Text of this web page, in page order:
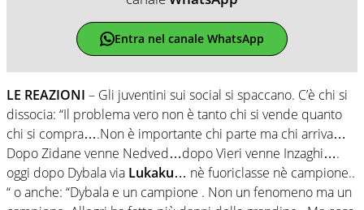
Entra nel canale WhatsApp
LE REAZIONI – Gli juventini sui social si spaccano. C’è chi si
dissocia: “Il problema vero non è tanto chi si vende quanto
chi si compra….Non è importante chi parte ma chi arriva…
Dopo Zidane venne Nedved…dopo Vieri venne Inzaghi….
oggi dopo Dybala via Lukaku… nè fuoriclasse nè campione..
“ o anche: “Dybala e un campione . Non un fenomeno ma un